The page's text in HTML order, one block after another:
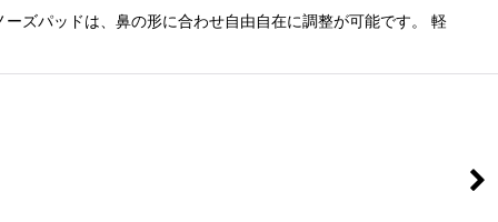
ズパッドは、鼻の形に合わせ自由自在に調整が可能です。 軽